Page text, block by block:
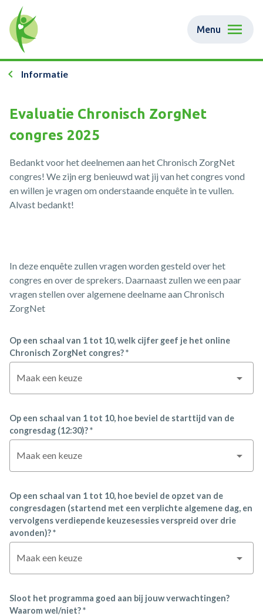
Menu
Informatie
Evaluatie Chronisch ZorgNet
congres 2025
Bedankt voor het deelnemen aan het Chronisch ZorgNet
congres! We zijn erg benieuwd wat jij van het congres vond
en willen je vragen om onderstaande enquête in te vullen.
Alvast bedankt!
In deze enquête zullen vragen worden gesteld over het
congres en over de sprekers. Daarnaast zullen we een paar
vragen stellen over algemene deelname aan Chronisch
ZorgNet
Op een schaal van 1 tot 10, welk cijfer geef je het online
Chronisch ZorgNet congres? *
Maak een keuze
Op een schaal van 1 tot 10, hoe beviel de starttijd van de
congresdag (12:30)? *
Maak een keuze
Op een schaal van 1 tot 10, hoe beviel de opzet van de
congresdagen (startend met een verplichte algemene dag, en
vervolgens verdiepende keuzesessies verspreid over drie
avonden)? *
Maak een keuze
Sloot het programma goed aan bij jouw verwachtingen?
Waarom wel/niet? *